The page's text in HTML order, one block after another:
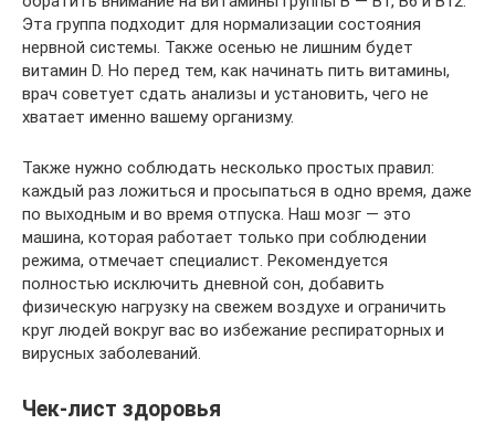
Эта группа подходит для нормализации состояния
нервной системы. Также осенью не лишним будет
витамин D. Но перед тем, как начинать пить витамины,
врач советует сдать анализы и установить, чего не
хватает именно вашему организму.
Также нужно соблюдать несколько простых правил:
каждый раз ложиться и просыпаться в одно время, даже
по выходным и во время отпуска. Наш мозг — это
машина, которая работает только при соблюдении
режима, отмечает специалист. Рекомендуется
полностью исключить дневной сон, добавить
физическую нагрузку на свежем воздухе и ограничить
круг людей вокруг вас во избежание респираторных и
вирусных заболеваний.
Чек‑лист здоровья